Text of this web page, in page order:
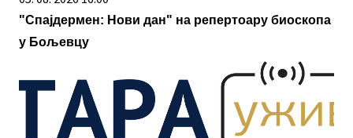
"Спајдермен: Нови дан" на репертоару биоскопа
у Бољевцу